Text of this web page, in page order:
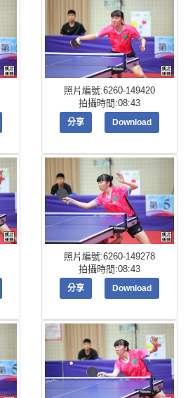
照片編號:6260-149420
拍攝時間:08:43
分享 Download
照片編號:6260-149278
拍攝時間:08:43
分享 Download